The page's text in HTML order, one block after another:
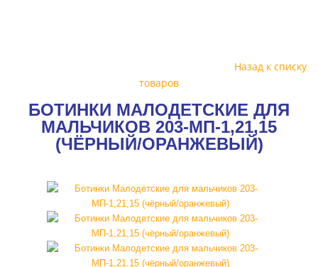
Назад к списку
товаров
БОТИНКИ МАЛОДЕТСКИЕ ДЛЯ
МАЛЬЧИКОВ 203-МП-1,21,15
(ЧЁРНЫЙ/ОРАНЖЕВЫЙ)
SALE